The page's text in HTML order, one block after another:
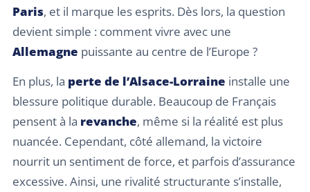
Paris, et il marque les esprits. Dès lors, la question
devient simple : comment vivre avec une
Allemagne puissante au centre de l’Europe ?
En plus, la perte de l’Alsace-Lorraine installe une
blessure politique durable. Beaucoup de Français
pensent à la revanche, même si la réalité est plus
nuancée. Cependant, côté allemand, la victoire
nourrit un sentiment de force, et parfois d’assurance
excessive. Ainsi, une rivalité structurante s’installe,